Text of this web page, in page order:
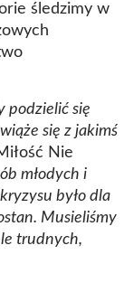
śledzimy w
podzielić się
się z jakimś
Nie
młodych i
było dla
Musieliśmy
trudnych,